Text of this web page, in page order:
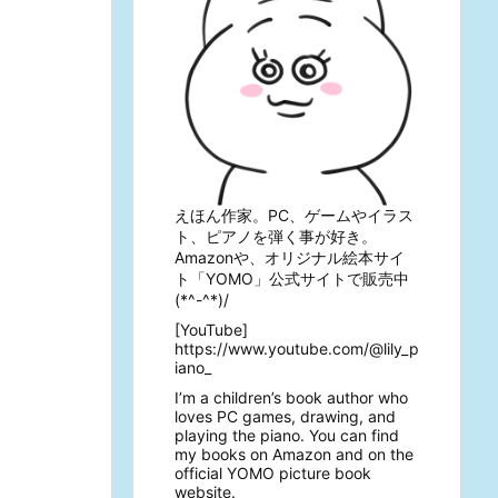
えほん作家。PC、ゲームやイラス
ト、ピアノを弾く事が好き。
Amazonや、オリジナル絵本サイ
ト「YOMO」公式サイトで販売中
(*^-^*)/
[YouTube]
https://www.youtube.com/@lily_p
iano_
I’m a children’s book author who
loves PC games, drawing, and
playing the piano. You can find
my books on Amazon and on the
official YOMO picture book
website.